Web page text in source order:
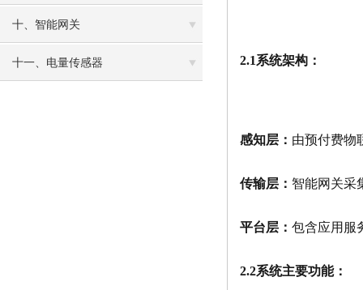
十、智能网关
十一、电量传感器 2.1系统架构：
感知层： 由预付费物
传输层： 智能网关采
平台层： 包含应用服
2.2系统主要功能：